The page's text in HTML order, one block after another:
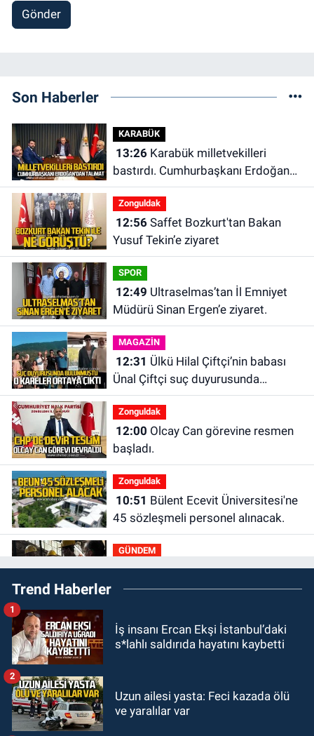
Gönder
Son Haberler
KARABÜK
13:26Karabük milletvekilleri
bastırdı. Cumhurbaşkanı Erdoğan
talimat verdi
Zonguldak
12:56Saffet Bozkurt'tan Bakan
Yusuf Tekin’e ziyaret
SPOR
12:49
Müdürü Sinan Ergen’e ziyaret.
MAGAZİN
12:31
Ünal Çiftçi suç duyurusunda
bulundu. Birlikte çekilen kareler
ortaya çıktı.
Zonguldak
12:00
başladı.
Zonguldak
10:51
45 sözleşmeli personel alınacak.
GÜNDEM
10:00Dışarıdakiler: Bir Zamanlar
Almanya’da’ 21 Ağustos’ta
22:57 Kim yeni kim eski!
21:11Zonguldak’ta A101
müşteriden iki kez tahsilat yaptı
Trend Haberler
İş insanı Ercan Ekşi İstanbul’daki
s*lahlı saldırıda hayatını kaybetti
1
Uzun ailesi yasta: Feci kazada ölü
ve yaralılar var
2